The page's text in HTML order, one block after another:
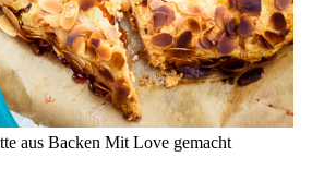
aus Backen Mit Love gemacht